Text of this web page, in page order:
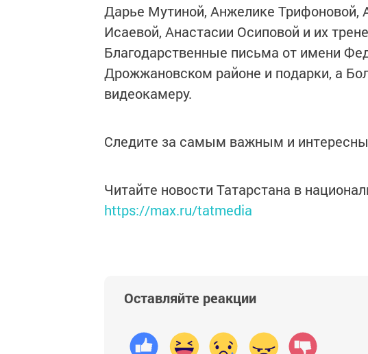
Дарье Мутиной, Анжелике Трифоновой,
Исаевой, Анастасии Осиповой и их
Благодарственные письма от имени
Дрожжановском районе и подарки, а
видеокамеру.
Следите за самым важным и
Читайте новости Татарстана в
https://max.ru/tatmedia
Оставляйте реакции